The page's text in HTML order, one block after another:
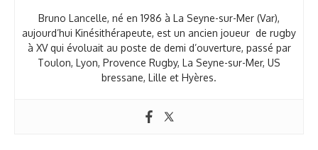
Bruno Lancelle, né en 1986 à La Seyne-sur-Mer (Var),
aujourd’hui Kinésithérapeute, est un ancien joueur de rugby
à XV qui évoluait au poste de demi d’ouverture, passé par
Toulon, Lyon, Provence Rugby, La Seyne-sur-Mer, US
bressane, Lille et Hyères.